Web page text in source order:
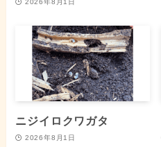
2026年8月1日
ニジイロクワガタ
2026年8月1日